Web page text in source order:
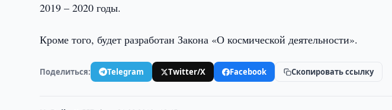
2019 – 2020 годы.
Кроме того, будет разработан Закона «О космической деятельности».
Поделиться: Telegram Twitter/X Facebook Скопировать ссылку